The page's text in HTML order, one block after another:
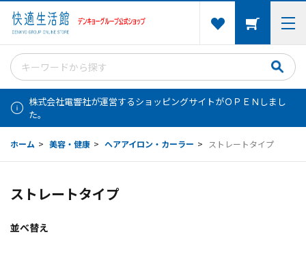
株式会社電響社が運営するショッピングサイトがＯＰＥＮしまし
た。
ホーム > 美容・健康 > ヘアアイロン・カーラー > ストレートタイプ
ストレートタイプ
並べ替え